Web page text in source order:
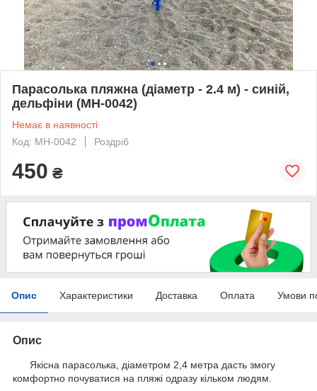
Парасолька пляжна (діаметр - 2.4 м) - синій,
дельфіни (MH-0042)
Немає в наявності
Код: МН-0042
Роздріб
450 ₴
Опис Характеристики Доставка Оплата Умови
Опис
Якісна парасолька, діаметром 2,4 метра дасть змогу
комфортно почуватися на пляжі одразу кільком людям.